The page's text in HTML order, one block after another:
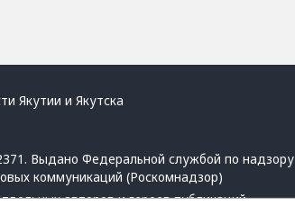
Якутии и Якутска
Выдано Федеральной службой по надзору
коммуникаций (Роскомнадзор)
авторов и героев публикаций.